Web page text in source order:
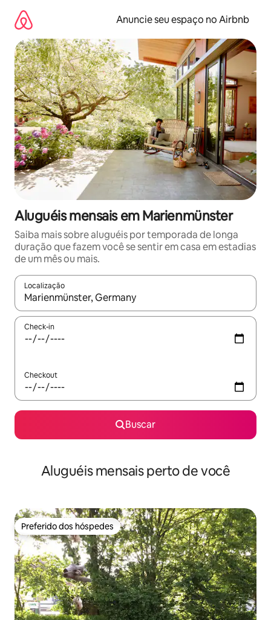
para
conteúdo
Anuncie seu espaço no Airbnb
Aluguéis mensais em Marienmünster
Saiba mais sobre aluguéis por temporada de longa
duração que fazem você se sentir em casa em estadias
de um mês ou mais.
Localização
Quando os resultados estiverem disponíveis, explore-os
Check-in
Checkout
Buscar
Aluguéis mensais perto de você
Preferido dos hóspedes
Preferido dos hóspedes